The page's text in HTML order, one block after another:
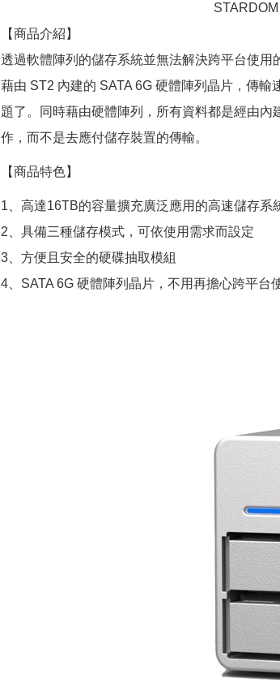
【商品介紹】
透過軟體陣列的儲存系統並無法解決跨平台使
藉由 ST2 內建的 SATA 6G 硬體陣列晶片，傳
題了。同時藉由硬體陣列，所有資料都是經由
作，而不是去應付儲存裝置的傳輸。
【商品特色】
1、高達16TB的容量擴充廣泛應用的高速儲存系
2、具備三種儲存模式，可依使用需求而設定
3、方便且安全的硬碟抽取模組
4、SATA 6G 硬體陣列晶片，不用再擔心跨平台